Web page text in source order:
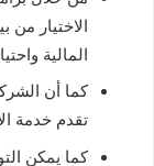
الاختيار من
المالية
كما أن
تقدم خدمة
كما يمكن